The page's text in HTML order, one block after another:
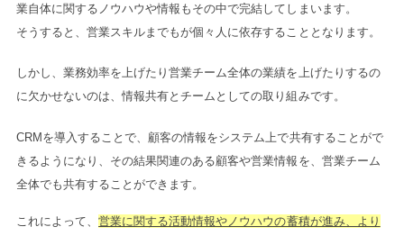
業自体に関するノウハウや情報もその中で完結してしまいます。
そうすると、営業スキルまでもが個々人に依存することとなります。
しかし、業務効率を上げたり営業チーム全体の業績を上げたりするの
に欠かせないのは、情報共有とチームとしての取り組みです。
CRMを導入することで、顧客の情報をシステム上で共有することがで
きるようになり、その結果関連のある顧客や営業情報を、営業チーム
全体でも共有することができます。
これによって、営業に関する活動情報やノウハウの蓄積が進み、より